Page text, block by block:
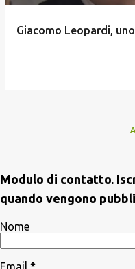
Giacomo Leopardi,
Modulo di contatto.
quando vengono
Nome
Email *